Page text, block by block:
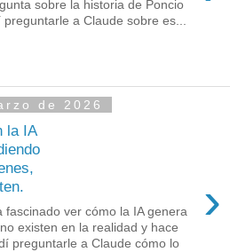
sobre la historia de Poncio
preguntarle a Claude sobre es...
de 2026
la IA
›
fascinado ver cómo la IA genera
existen en la realidad y hace
preguntarle a Claude cómo lo